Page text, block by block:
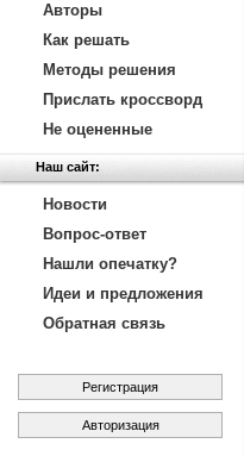
Авторы
Как решать
Методы решения
Прислать кроссворд
Не оцененные
Наш сайт:
Новости
Вопрос-ответ
Нашли опечатку?
Идеи и предложения
Обратная связь
Регистрация
Авторизация